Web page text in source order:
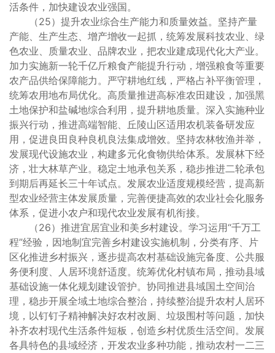
活条件，加快建设农业强国。
（25）提升农业综合生产能力和质量效益。坚持产量
产能、生产生态、增产增收一起抓，统筹发展科技农业、绿
色农业、质量农业、品牌农业，把农业建成现代化大产业。
加力实施新一轮千亿斤粮食产能提升行动，增强粮食等重要
农产品供给保障能力。严守耕地红线，严格占补平衡管理，
统筹农用地布局优化。高质量推进高标准农田建设，加强黑
土地保护和盐碱地综合利用，提升耕地质量。深入实施种业
振兴行动，推进高端智能、丘陵山区适用农机装备研发应
用，促进良田良种良机良法集成增效。坚持农林牧渔并举，
发展现代设施农业，构建多元化食物供给体系。发展林下经
济，壮大林草产业。稳定土地承包关系，稳步推进二轮承包
到期后再延长三十年试点。发展农业适度规模经营，提高新
型农业经营主体发展质量，完善便捷高效的农业社会化服务
体系，促进小农户和现代农业发展有机衔接。
（26）推进宜居宜业和美乡村建设。学习运用“千万工
程”经验，因地制宜完善乡村建设实施机制，分类有序、片
区化推进乡村振兴，逐步提高农村基础设施完备度、公共服
务便利度、人居环境舒适度。统筹优化村镇布局，推动县域
基础设施一体化规划建设管护。协同推进县域国土空间治
理，稳步开展全域土地综合整治，持续整治提升农村人居环
境，以钉钉子精神解决好农村改厕、垃圾围村等问题，加快
补齐农村现代生活条件短板，创造乡村优质生活空间。发展
各具特色的县域经济，开发农业多种功能，推动农村一二三